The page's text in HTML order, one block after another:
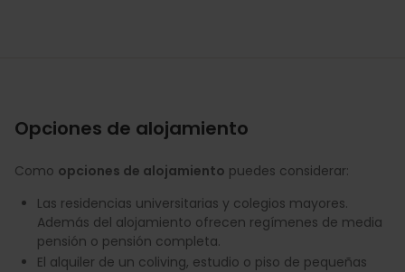
Opciones de alojamiento
Como opciones de alojamiento puedes considerar:
Las residencias universitarias y colegios mayores.
Además del alojamiento ofrecen regímenes de media
pensión o pensión completa.
El alquiler de un coliving, estudio o piso de pequeñas